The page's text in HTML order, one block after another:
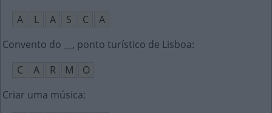
A
L A S C
A
Convento do __, ponto turístico de Lisboa:
C
A R M
O
Criar uma música: